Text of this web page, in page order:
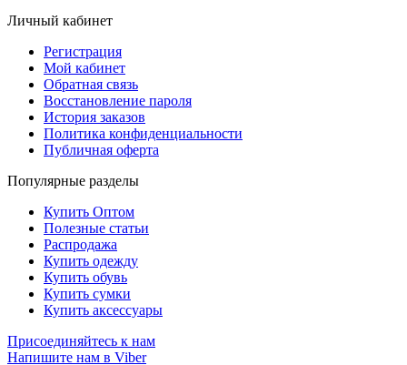
Личный кабинет
Регистрация
Мой кабинет
Обратная связь
Восстановление пароля
История заказов
Политика конфиденциальности
Публичная оферта
Популярные разделы
Купить Оптом
Полезные статьи
Распродажа
Купить одежду
Купить обувь
Купить сумки
Купить аксессуары
Присоединяйтесь к нам
Напишите нам в Viber